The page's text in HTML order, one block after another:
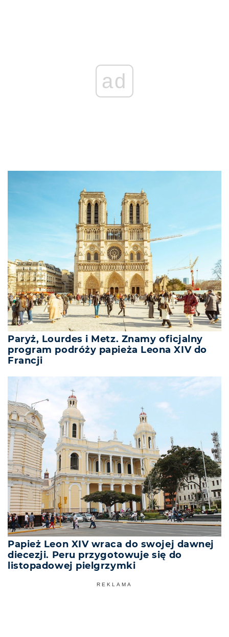
ad
Paryż, Lourdes i Metz. Znamy oficjalny
program podróży papieża Leona XIV do
Francji
Papież Leon XIV wraca do swojej dawnej
diecezji. Peru przygotowuje się do
listopadowej pielgrzymki
REKLAMA